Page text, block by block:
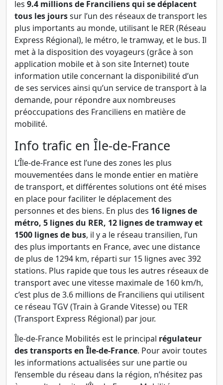
les 9.4 millions de Franciliens qui se déplacent
tous les jourssur l’un des réseaux de transport les
plus importants au monde, utilisant le RER (Réseau
Express Régional), le métro, le tramway, et le bus. Il
met à la disposition des voyageurs (grâce à son
application mobile et à son site Internet) toute
information utile concernant la disponibilité d’un
de ses services ainsi qu’un service de transport à la
demande, pour répondre aux nombreuses
préoccupations des Franciliens en matière de
mobilité.
Info trafic en Île-de-France
L’Île-de-France est l’une des zones les plus
mouvementées dans le monde entier en matière
de transport, et différentes solutions ont été mises
en place pour faciliter le déplacement des
personnes et des biens. En plus des 16 lignes de
métro, 5 lignes du RER, 12 lignes de tramway et
1500 lignes de bus, il y a le réseau transilien, l’un
des plus importants en France, avec une distance
de plus de 1294 km, réparti sur 15 lignes avec 392
stations. Plus rapide que tous les autres réseaux de
transport avec une vitesse maximale de 160 km/h,
c’est plus de 3.6 millions de Franciliens qui utilisent
ce réseau TGV (Train à Grande Vitesse) ou TER
(Transport Express Régional) par jour.
Île-de-France Mobilités est le principal régulateur
des transports en Île-de-France. Pour avoir toutes
les informations actualisées sur une partie ou
l’ensemble du réseau dans la région, n’hésitez pas